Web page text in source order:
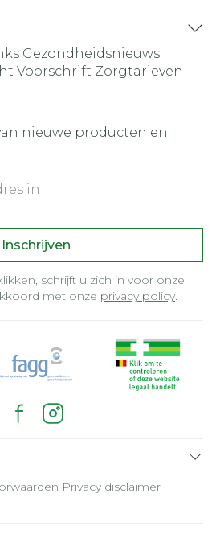
Gezondheidsnieuws
Voorschrift Zorgtarieven
nieuwe producten en
Inschrijven
schrijft u zich in voor onze
met onze privacy policy.
Privacy disclaimer